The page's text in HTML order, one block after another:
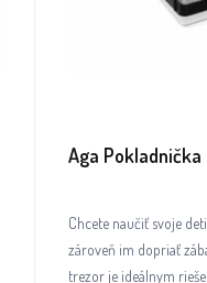
Aga
Chcete naučiť svoje
zároveň im dopriať
trezor je ideálnym